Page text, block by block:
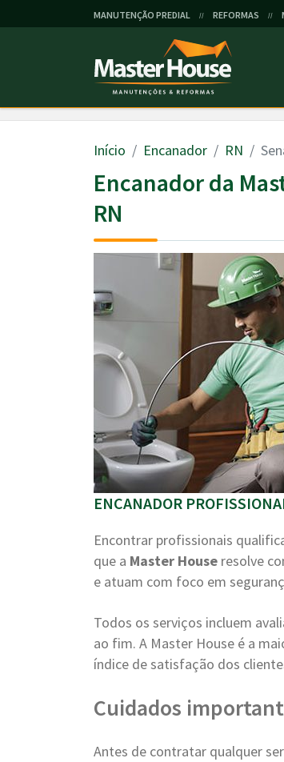
MANUTENÇÃO PREDIAL // REFORMAS //
Início Encanador RN
Encanador da
RN
ENCANADOR
Encontrar profissionais
que a Master House resolve
e atuam com foco em
Todos os serviços incluem
ao fim. A Master House é a
índice de satisfação dos
Cuidados
Antes de contratar qualquer